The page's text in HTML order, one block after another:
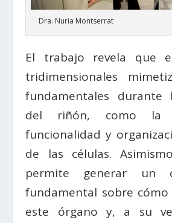
Dra. Nuria Montserrat
El trabajo revela que
tridimensionales
fundamentales durante
del riñón, como la
funcionalidad y
de las células.
permite generar un
fundamental sobre cómo
este órgano y, a su